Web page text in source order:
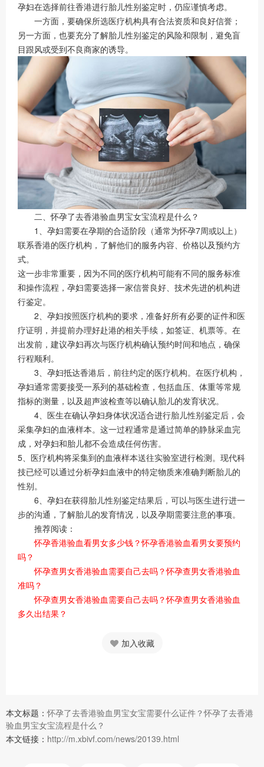
孕妇在选择前往香港进行胎儿性别鉴定时，仍应谨慎考虑。
一方面，要确保所选医疗机构具有合法资质和良好信誉；
另一方面，也要充分了解胎儿性别鉴定的风险和限制，避免盲
目跟风或受到不良商家的诱导。
二、怀孕了去香港验血男宝女宝流程是什么？
1、孕妇需要在孕期的合适阶段（通常为怀孕7周或以上）
联系香港的医疗机构，了解他们的服务内容、价格以及预约方
式。
这一步非常重要，因为不同的医疗机构可能有不同的服务标准
和操作流程，孕妇需要选择一家信誉良好、技术先进的机构进
行鉴定。
2、孕妇按照医疗机构的要求，准备好所有必要的证件和医
疗证明，并提前办理好赴港的相关手续，如签证、机票等。在
出发前，建议孕妇再次与医疗机构确认预约时间和地点，确保
行程顺利。
3、孕妇抵达香港后，前往约定的医疗机构。在医疗机构，
孕妇通常需要接受一系列的基础检查，包括血压、体重等常规
指标的测量，以及超声波检查等以确认胎儿的发育状况。
4、医生在确认孕妇身体状况适合进行胎儿性别鉴定后，会
采集孕妇的血液样本。这一过程通常是通过简单的静脉采血完
成，对孕妇和胎儿都不会造成任何伤害。
5、医疗机构将采集到的血液样本送往实验室进行检测。现代科
技已经可以通过分析孕妇血液中的特定物质来准确判断胎儿的
性别。
6、孕妇在获得胎儿性别鉴定结果后，可以与医生进行进一
步的沟通，了解胎儿的发育情况，以及孕期需要注意的事项。
推荐阅读：
怀孕香港验血看男女多少钱？怀孕香港验血看男女要预约
吗？
怀孕查男女香港验血需要自己去吗？怀孕查男女香港验血
准吗？
怀孕查男女香港验血需要自己去吗？怀孕查男女香港验血
多久出结果？
加入收藏
本文标题：怀孕了去香港验血男宝女宝需要什么证件？怀孕了去香港
验血男宝女宝流程是什么？
本文链接： http://m.xbivf.com/news/20139.html